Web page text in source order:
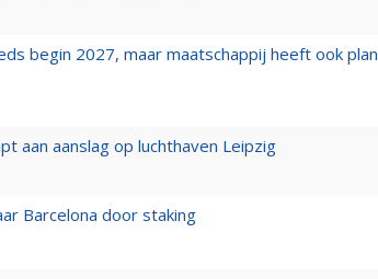
begin 2027, maar maatschappij heeft ook plan
aan aanslag op luchthaven Leipzig
Barcelona door staking